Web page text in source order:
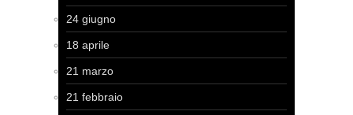
24 giugno
18 aprile
21 marzo
21 febbraio